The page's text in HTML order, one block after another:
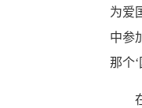
为爱
中参
那个
在